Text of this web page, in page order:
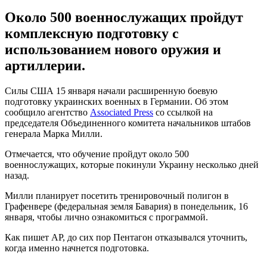
Около 500 военнослужащих пройдут
комплексную подготовку с
использованием нового оружия и
артиллерии.
Силы США 15 января начали расширенную боевую
подготовку украинских военных в Германии. Об этом
сообщило агентство Associated Press со ссылкой на
председателя Объединенного комитета начальников штабов
генерала Марка Милли.
Отмечается, что обучение пройдут около 500
военнослужащих, которые покинули Украину несколько дней
назад.
Милли планирует посетить тренировочный полигон в
Графенвере (федеральная земля Бавария) в понедельник, 16
января, чтобы лично ознакомиться с программой.
Как пишет АР, до сих пор Пентагон отказывался уточнить,
когда именно начнется подготовка.